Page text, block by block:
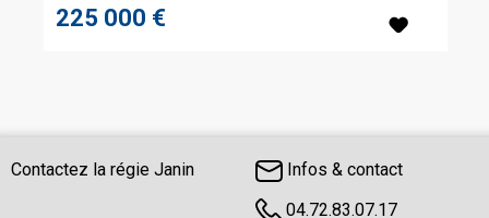
225 000 €
Contactez la régie Janin
Infos & contact
04.72.83.07.17